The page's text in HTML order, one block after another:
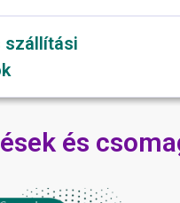
szállítási
és